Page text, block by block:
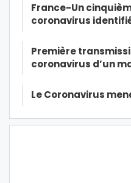
France-Un
coronavirus
Première
coronavirus d’un
Le Coronavirus